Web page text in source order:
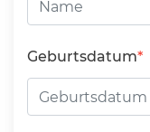
Geburtsdatum